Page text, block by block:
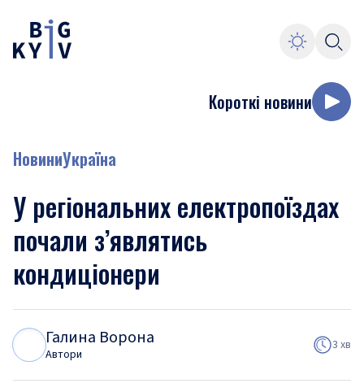
Короткі новини
НовиниУкраїна
У регіональних електропоїздах
почали з’являтись
кондиціонери
Галина Ворона
Автори
3 хв